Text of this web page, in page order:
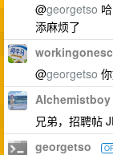
@georgetso
添麻烦了
@georgetso
Alchemistboy
兄弟，招聘帖
georgetso